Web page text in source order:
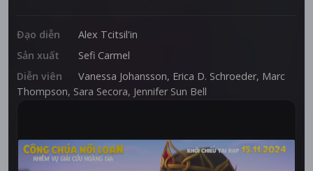
Đạo diễn
Alex Tcitsil'in
Sản xuất
Sefi Carmel
Diễn viên
Vanessa Johansson, Erica D. Schroeder, Marc
Thompson, Sara Secora, Jennifer Sun Bell